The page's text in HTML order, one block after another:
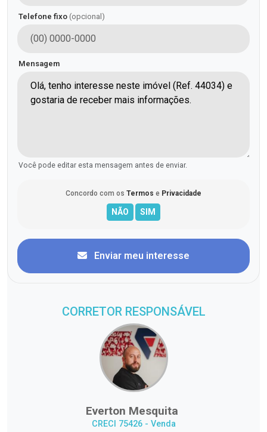
Telefone fixo (opcional)
Mensagem
Você pode editar esta mensagem antes de enviar.
Concordo com os Termos e Privacidade
Enviar meu interesse
CORRETOR RESPONSÁVEL
Everton Mesquita
CRECI 75426 - Venda